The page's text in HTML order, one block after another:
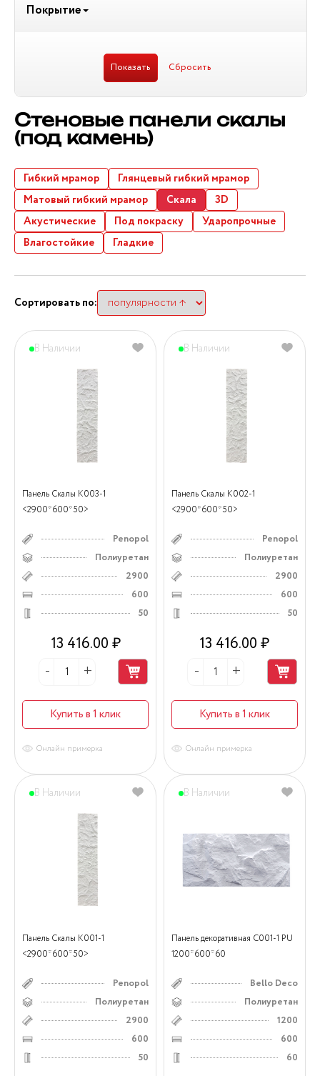
Покрытие
Стеновые панели скалы
(под камень)
Гибкий мрамор
Глянцевый гибкий мрамор
Матовый гибкий мрамор
Скала
3D
Акустические
Под покраску
Ударопрочные
Влагостойкие
Гладкие
Сортировать по:
Панель Скалы К003-1
<2900*600*50>
Penopol
Полиуретан
2900
600
50
13 416.00 ₽
Купить в 1 клик
В Наличии
Онлайн примерка
Панель Скалы К002-1
<2900*600*50>
Penopol
Полиуретан
2900
600
50
13 416.00 ₽
Купить в 1 клик
В Наличии
Онлайн примерка
Панель Скалы К001-1
<2900*600*50>
Penopol
Полиуретан
2900
600
50
В Наличии
Панель декоративная С001-1 PU
1200*600*60
Bello Deco
Полиуретан
1200
600
60
В Наличии